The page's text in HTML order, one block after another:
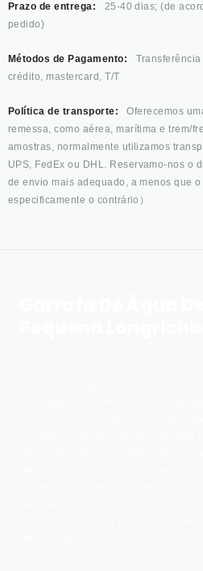
Prazo de entrega:
25-40 dias; (de
pedido)
Métodos de Pagamento:
crédito, mastercard, T/T
Política de transporte:
Oferecemos
remessa, como aérea, marítima e trem/
amostras, normalmente utilizamos
UPS, FedEx ou DHL. Reservamo-nos o
de envio mais adequado, a menos que
especificamente o contrário）